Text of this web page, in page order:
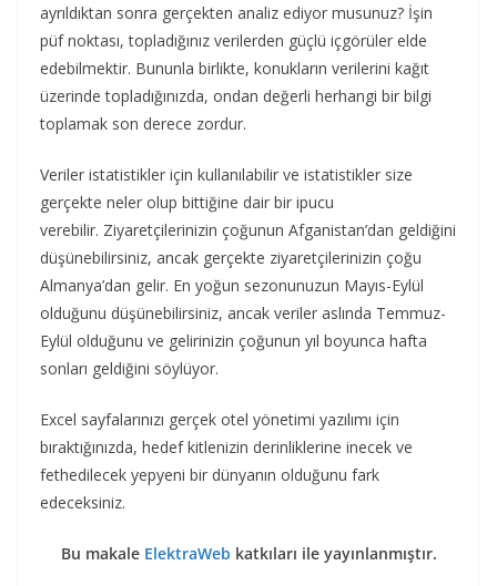
ayrıldıktan sonra gerçekten analiz ediyor musunuz? İşin
püf noktası, topladığınız verilerden güçlü içgörüler elde
edebilmektir. Bununla birlikte, konukların verilerini kağıt
üzerinde topladığınızda, ondan değerli herhangi bir bilgi
toplamak son derece zordur.
Veriler istatistikler için kullanılabilir ve istatistikler size
gerçekte neler olup bittiğine dair bir ipucu
verebilir. Ziyaretçilerinizin çoğunun Afganistan’dan geldiğini
düşünebilirsiniz, ancak gerçekte ziyaretçilerinizin çoğu
Almanya’dan gelir. En yoğun sezonunuzun Mayıs-Eylül
olduğunu düşünebilirsiniz, ancak veriler aslında Temmuz-
Eylül olduğunu ve gelirinizin çoğunun yıl boyunca hafta
sonları geldiğini söylüyor.
Excel sayfalarınızı gerçek otel yönetimi yazılımı için
bıraktığınızda, hedef kitlenizin derinliklerine inecek ve
fethedilecek yepyeni bir dünyanın olduğunu fark
edeceksiniz.
Bu makale ElektraWeb katkıları ile yayınlanmıştır.